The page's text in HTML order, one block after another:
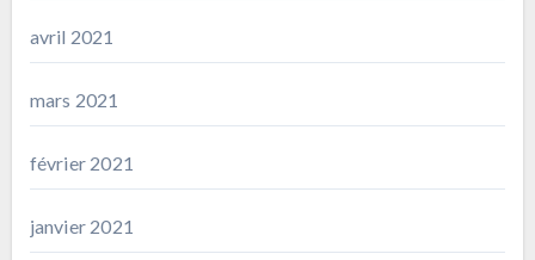
avril 2021
mars 2021
février 2021
janvier 2021